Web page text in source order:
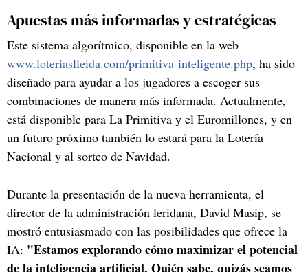
Apuestas más informadas y estratégicas
Este sistema algorítmico, disponible en la web
www.loteriaslleida.com/primitiva-inteligente.php, ha sido
diseñado para ayudar a los jugadores a escoger sus
combinaciones de manera más informada. Actualmente,
está disponible para La Primitiva y el Euromillones, y en
un futuro próximo también lo estará para la Lotería
Nacional y al sorteo de Navidad.
Durante la presentación de la nueva herramienta, el
director de la administración leridana, David Masip, se
mostró entusiasmado con las posibilidades que ofrece la
IA: "Estamos explorando cómo maximizar el potencial
de la inteligencia artificial. Quién sabe, quizás seamos